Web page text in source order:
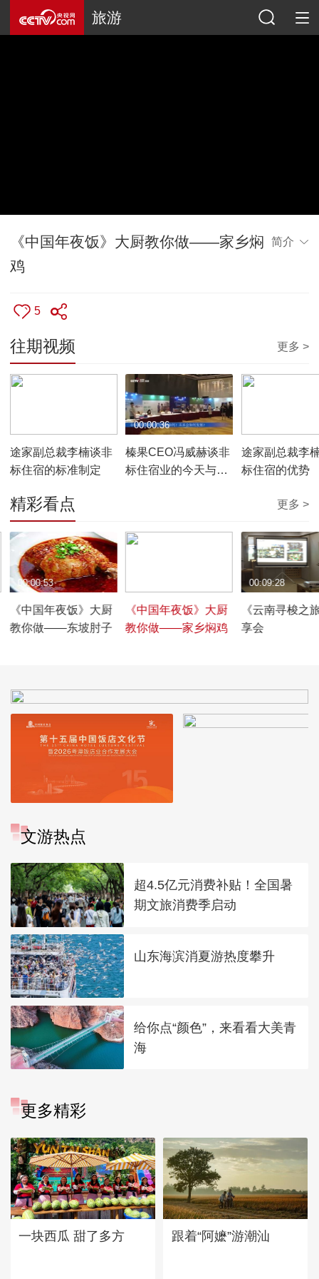
旅游
《中国年夜饭》大厨教你做——家乡焖
鸡
简介
5
往期视频 更多 >
途家副总裁李楠谈非
标住宿的标准制定
榛果CEO冯威赫谈非
标住宿业的今天与未
00:00:36
途家副总裁李
标住宿的优势
精彩看点 更多 >
《中国年夜饭》大厨
教你做——东坡肘子
00:00:53
《中国年夜饭》大厨
教你做——家乡焖鸡
《云南寻梭之
享会
00:09:28
文游热点
超4.5亿元消费补贴！全国暑
期文旅消费季启动
山东海滨消夏游热度攀升
给你点“颜色”，来看看大美青
海
更多精彩
一块西瓜 甜了多方 跟着“阿嬷”游潮汕